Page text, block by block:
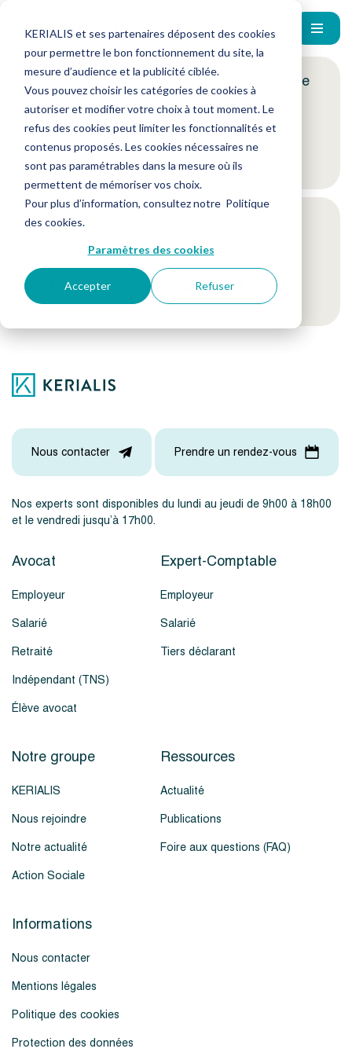
KERIALIS et ses partenaires déposent des cookies
pour permettre le bon fonctionnement du site, la
mesure d’audience et la publicité ciblée.
Vous pouvez choisir les catégories de cookies à
autoriser et modifier votre choix à tout moment. Le
refus des cookies peut limiter les fonctionnalités et
contenus proposés. Les cookies nécessaires ne
sont pas paramétrables dans la mesure où ils
permettent de mémoriser vos choix.
Pour plus d’information, consultez notre Politique
des cookies.
Paramètres des cookies
Accepter Refuser
Encore plus d'actus ? Inscrivez-vous à notre
newsletter !
Je m'inscris
Suivez-nous sur nos réseaux sociaux
Nos experts sont disponibles du lundi au jeudi de 9h00 à 18h00
et le vendredi jusqu’à 17h00.
Nous contacter Prendre un rendez-vous
Avocat
Employeur
Salarié
Retraité
Indépendant (TNS)
Élève avocat
Expert-Comptable
Employeur
Salarié
Tiers déclarant
Notre groupe
KERIALIS
Nous rejoindre
Notre actualité
Action Sociale
Ressources
Actualité
Publications
Foire aux questions (FAQ)
Informations
Nous contacter
Mentions légales
Politique des cookies
Protection des données